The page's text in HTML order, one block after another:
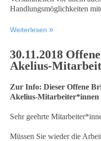
Handlungsmöglichkeiten
Weiterlesen
30.11.2018
Akelius-
Zur Info: Dieser Offene
Akelius-Mitarbeiter*innen
Sehr geehrte
Müssen Sie wieder die